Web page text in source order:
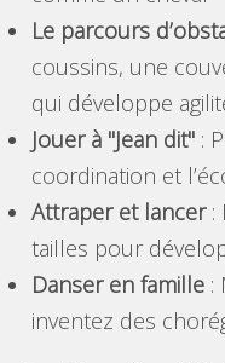
Le parcours
coussins, une
qui développe
Jouer à "Jean dit" :
coordination et
Attraper et lancer:
tailles pour
Danser en famille :
inventez des